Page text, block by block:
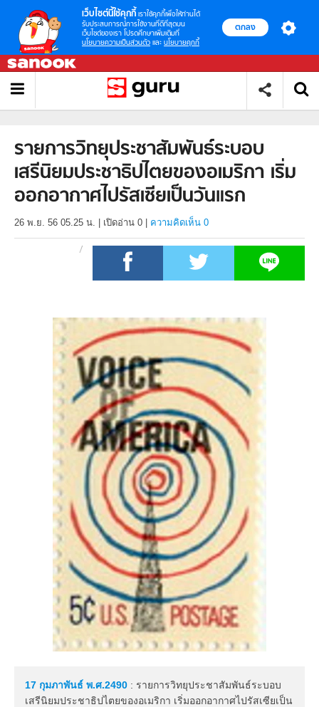
เว็บไซต์นี้ใช้คุกกี้ เราใช้คุกกี้เพื่อให้ท่านได้
รับประสบการณ์การใช้งานที่ดีที่สุดบน
เว็บไซต์ของเรา โปรดศึกษาเพิ่มเติมที่
นโยบายความเป็นส่วนตัว และ นโยบายคุกกี้
ตกลง
รายการวิทยุประชาสัมพันธ์ระบอบ
เสรีนิยมประชาธิปไตยของอเมริกา เริ่ม
ออกอากาศไปรัสเซียเป็นวันแรก
26 พ.ย. 56 05.25 น. เปิดอ่าน 0 ความคิดเห็น 0
17 กุมภาพันธ์ พ.ศ.2490 : รายการวิทยุประชาสัมพันธ์ระบอบ
เสรีนิยมประชาธิปไตยของอเมริกา เริ่มออกอากาศไปรัสเซียเป็น